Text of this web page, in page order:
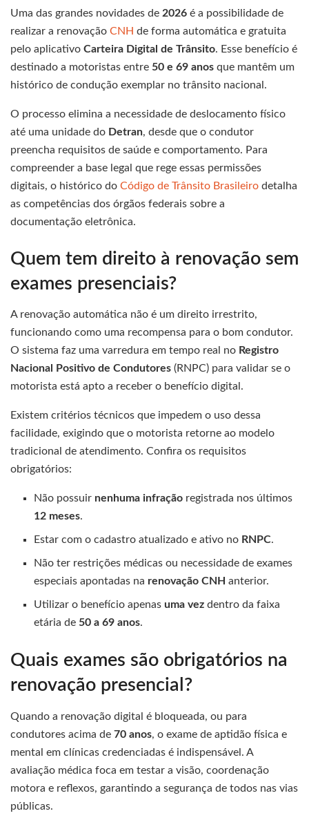
Uma das grandes novidades de 2026 é a possibilidade de
realizar a renovação CNH de forma automática e gratuita
pelo aplicativo Carteira Digital de Trânsito. Esse benefício é
destinado a motoristas entre 50 e 69 anos que mantêm um
histórico de condução exemplar no trânsito nacional.
O processo elimina a necessidade de deslocamento físico
até uma unidade do Detran, desde que o condutor
preencha requisitos de saúde e comportamento. Para
compreender a base legal que rege essas permissões
digitais, o histórico do Código de Trânsito Brasileiro detalha
as competências dos órgãos federais sobre a
documentação eletrônica.
Quem tem direito à renovação sem
exames presenciais?
A renovação automática não é um direito irrestrito,
funcionando como uma recompensa para o bom condutor.
O sistema faz uma varredura em tempo real no Registro
Nacional Positivo de Condutores (RNPC) para validar se o
motorista está apto a receber o benefício digital.
Existem critérios técnicos que impedem o uso dessa
facilidade, exigindo que o motorista retorne ao modelo
tradicional de atendimento. Confira os requisitos
obrigatórios:
Não possuir nenhuma infração registrada nos últimos
12 meses.
Estar com o cadastro atualizado e ativo no RNPC.
Não ter restrições médicas ou necessidade de exames
especiais apontadas na renovação CNH anterior.
Utilizar o benefício apenas uma vez dentro da faixa
etária de 50 a 69 anos.
Quais exames são obrigatórios na
renovação presencial?
Quando a renovação digital é bloqueada, ou para
condutores acima de 70 anos, o exame de aptidão física e
mental em clínicas credenciadas é indispensável. A
avaliação médica foca em testar a visão, coordenação
motora e reflexos, garantindo a segurança de todos nas vias
públicas.